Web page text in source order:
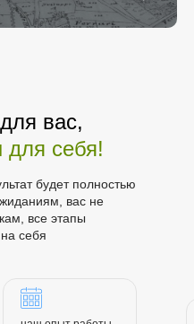
вас,
для себя!
будет полностью
вас не
все этапы
себя